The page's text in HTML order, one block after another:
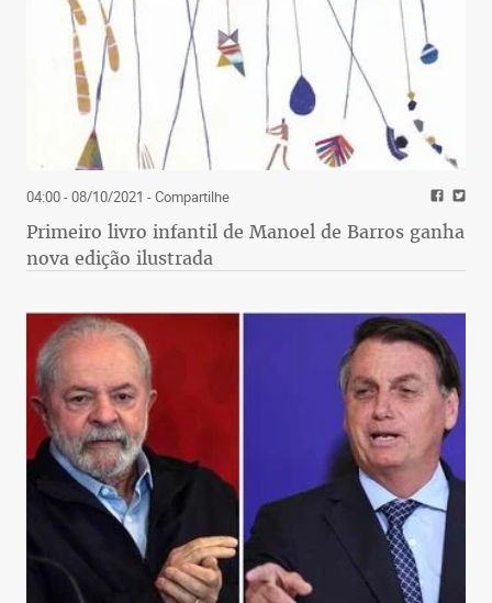
04:00 - 08/10/2021 - Compartilhe
Primeiro livro infantil de Manoel de Barros ganha
nova edição ilustrada